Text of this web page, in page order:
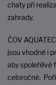
chaty při
zahrady.
ČOV
jsou vhodné i
aby spolehlivě
celoročně.